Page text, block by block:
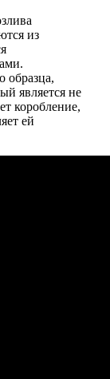
из
образца,
является не
коробление,
ей